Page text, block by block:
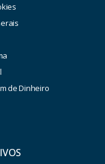
de Dinheiro